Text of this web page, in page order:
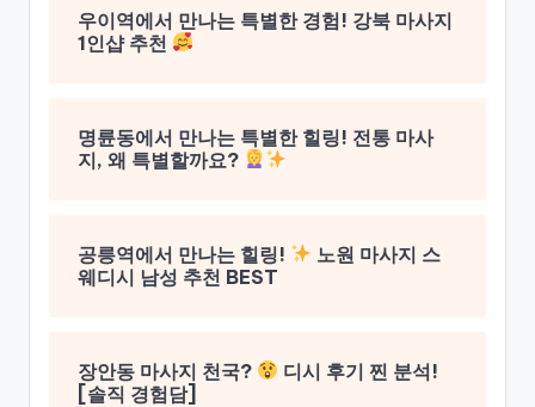
우이역에서 만나는 특별한 경험! 강북 마사지
1인샵 추천
명륜동에서 만나는 특별한 힐링! 전통 마사
지, 왜 특별할까요?
공릉역에서 만나는 힐링!
노원 마사지 스
웨디시 남성 추천 BEST
장안동 마사지 천국?
디시 후기 찐 분석!
[솔직 경험담]